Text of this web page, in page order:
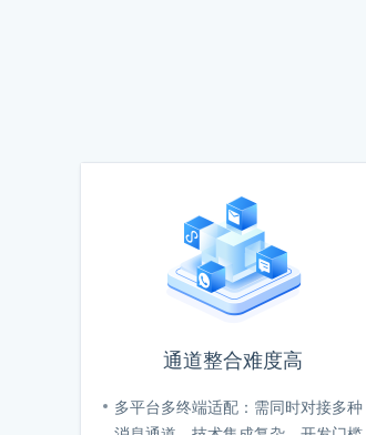
通道整合难度高
多平台多终端适配：需同时对接多种